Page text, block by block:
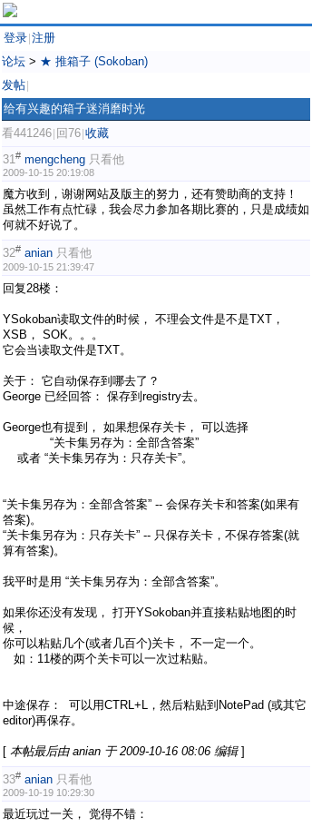
登录 注册
论坛 > ★ 推箱子 (Sokoban)
发帖
给有兴趣的箱子迷消磨时光
看441246 回76 收藏
31# mengcheng 只看他
2009-10-15 20:19:08
魔方收到，谢谢网站及版主的努力，还有赞助商的支持！
虽然工作有点忙碌，我会尽力参加各期比赛的，只是成绩如
何就不好说了。
32# anian 只看他
2009-10-15 21:39:47
回复28楼：
YSokoban读取文件的时候， 不理会文件是不是TXT，
XSB， SOK。。。
它会当读取文件是TXT。
关于： 它自动保存到哪去了？
George 已经回答： 保存到registry去。
George也有提到， 如果想保存关卡， 可以选择
“关卡集另存为：全部含答案”
或者 “关卡集另存为：只存关卡”。
“关卡集另存为：全部含答案” -- 会保存关卡和答案(如果有
答案)。
“关卡集另存为：只存关卡” -- 只保存关卡，不保存答案(就
算有答案)。
我平时是用 “关卡集另存为：全部含答案”。
如果你还没有发现， 打开YSokoban并直接粘贴地图的时
候，
你可以粘贴几个(或者几百个)关卡， 不一定一个。
如：11楼的两个关卡可以一次过粘贴。
中途保存： 可以用CTRL+L，然后粘贴到NotePad (或其它
editor)再保存。
[ 本帖最后由 anian 于 2009-10-16 08:06 编辑 ]
33# anian 只看他
2009-10-19 10:29:30
最近玩过一关， 觉得不错：